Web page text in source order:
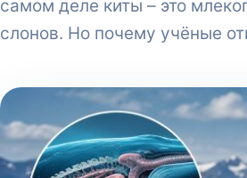
самом деле киты – это
слонов. Но почему учёные